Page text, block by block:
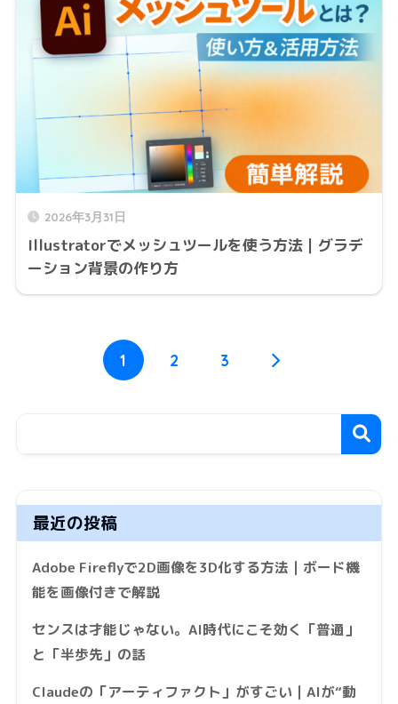
2026年3月31日
Illustratorでメッシュツールを使う方法｜グラデ
ーション背景の作り方
1 2 3
最近の投稿
Adobe Fireflyで2D画像を3D化する方法｜ボード機
能を画像付きで解説
センスは才能じゃない。AI時代にこそ効く「普通」
と「半歩先」の話
Claudeの「アーティファクト」がすごい｜AIが“動